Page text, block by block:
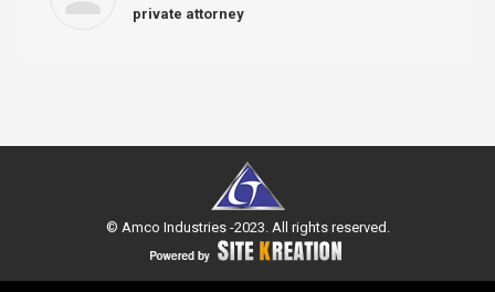
private attorney
© Amco Industries -2023. All rights reserved.